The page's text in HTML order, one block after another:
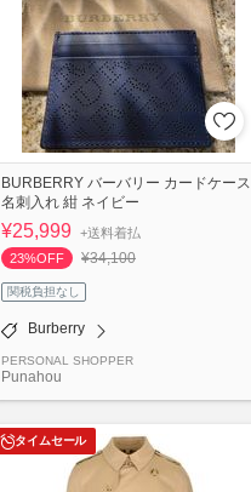
BURBERRY バーバリー カードケース
名刺入れ 紺 ネイビー
¥25,999 +送料着払
23%OFF
¥34,100
関税負担なし
Burberry
PERSONAL SHOPPER
Punahou
タイムセール